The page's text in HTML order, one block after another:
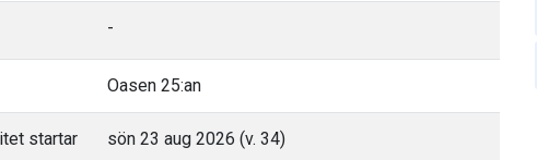
-
Oasen 25:an
startar sön 23 aug 2026 (v. 34)